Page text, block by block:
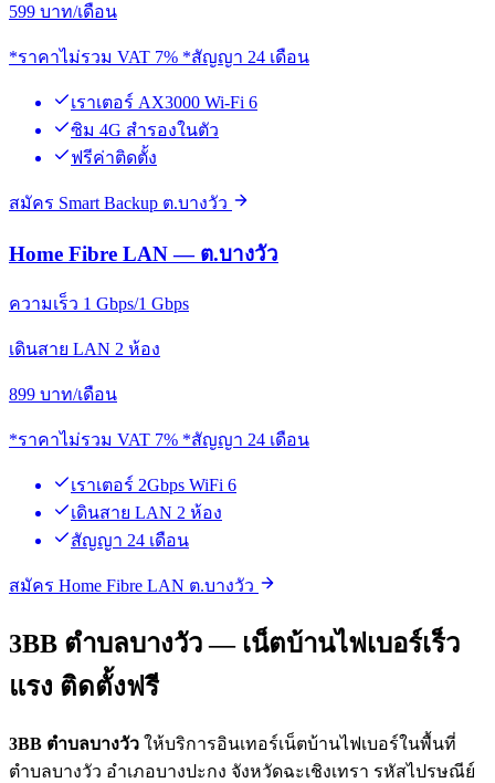
599 บาท/เดือน
*ราคาไม่รวม VAT 7% *สัญญา 24 เดือน
เราเตอร์ AX3000 Wi-Fi 6
ซิม 4G สำรองในตัว
ฟรีค่าติดตั้ง
สมัคร Smart Backup ต.บางวัว
Home Fibre LAN — ต.บางวัว
ความเร็ว 1 Gbps/1 Gbps
เดินสาย LAN 2 ห้อง
899 บาท/เดือน
*ราคาไม่รวม VAT 7% *สัญญา 24 เดือน
เราเตอร์ 2Gbps WiFi 6
เดินสาย LAN 2 ห้อง
สัญญา 24 เดือน
สมัคร Home Fibre LAN ต.บางวัว
3BB ตำบลบางวัว — เน็ตบ้านไฟเบอร์เร็ว
แรง ติดตั้งฟรี
3BB ตำบลบางวัว ให้บริการอินเทอร์เน็ตบ้านไฟเบอร์ในพื้นที่
ตำบลบางวัว อำเภอบางปะกง จังหวัดฉะเชิงเทรา รหัสไปรษณีย์